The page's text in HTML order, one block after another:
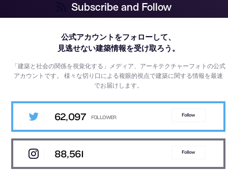
Subscribe and Follow
公式アカウントをフォローして、
見逃せない建築情報を受け取ろう。
「建築と社会の関係を視覚化する」メディア、アーキテクチャーフォトの公式
アカウントです。様々な切り口による複眼的視点で建築に関する情報を最速
でお届けします。
62,097 Follow
88,561 Follow